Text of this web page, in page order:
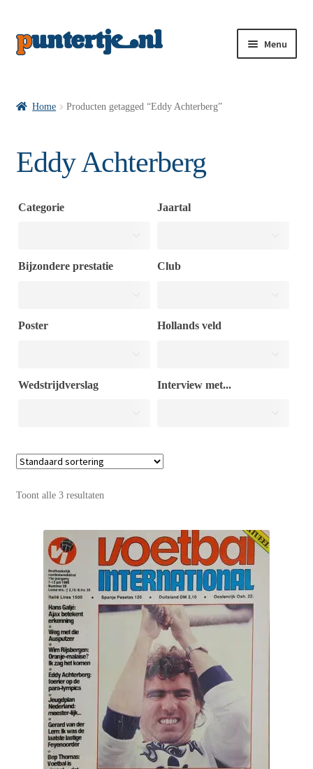
Menu
Home Producten getagged “Eddy Achterberg”
Eddy Achterberg
Categorie Jaartal
Bijzondere prestatie Club
Poster Hollands veld
Wedstrijdverslag Interview met...
Toont alle 3 resultaten